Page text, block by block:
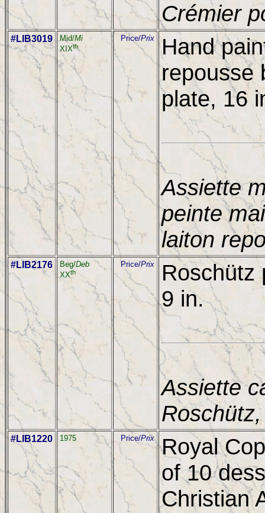
Crémier
#LIB3019 Mid/Mi
XIXth
Price/Prix
Hand
repousse
plate, 16
Assiette
peinte
laiton
#LIB2176 Beg/Deb
XXth
Price/Prix
Roschütz
9 in.
Assiette
#LIB1220 1975 Price/Prix
Royal
of 10
Christian